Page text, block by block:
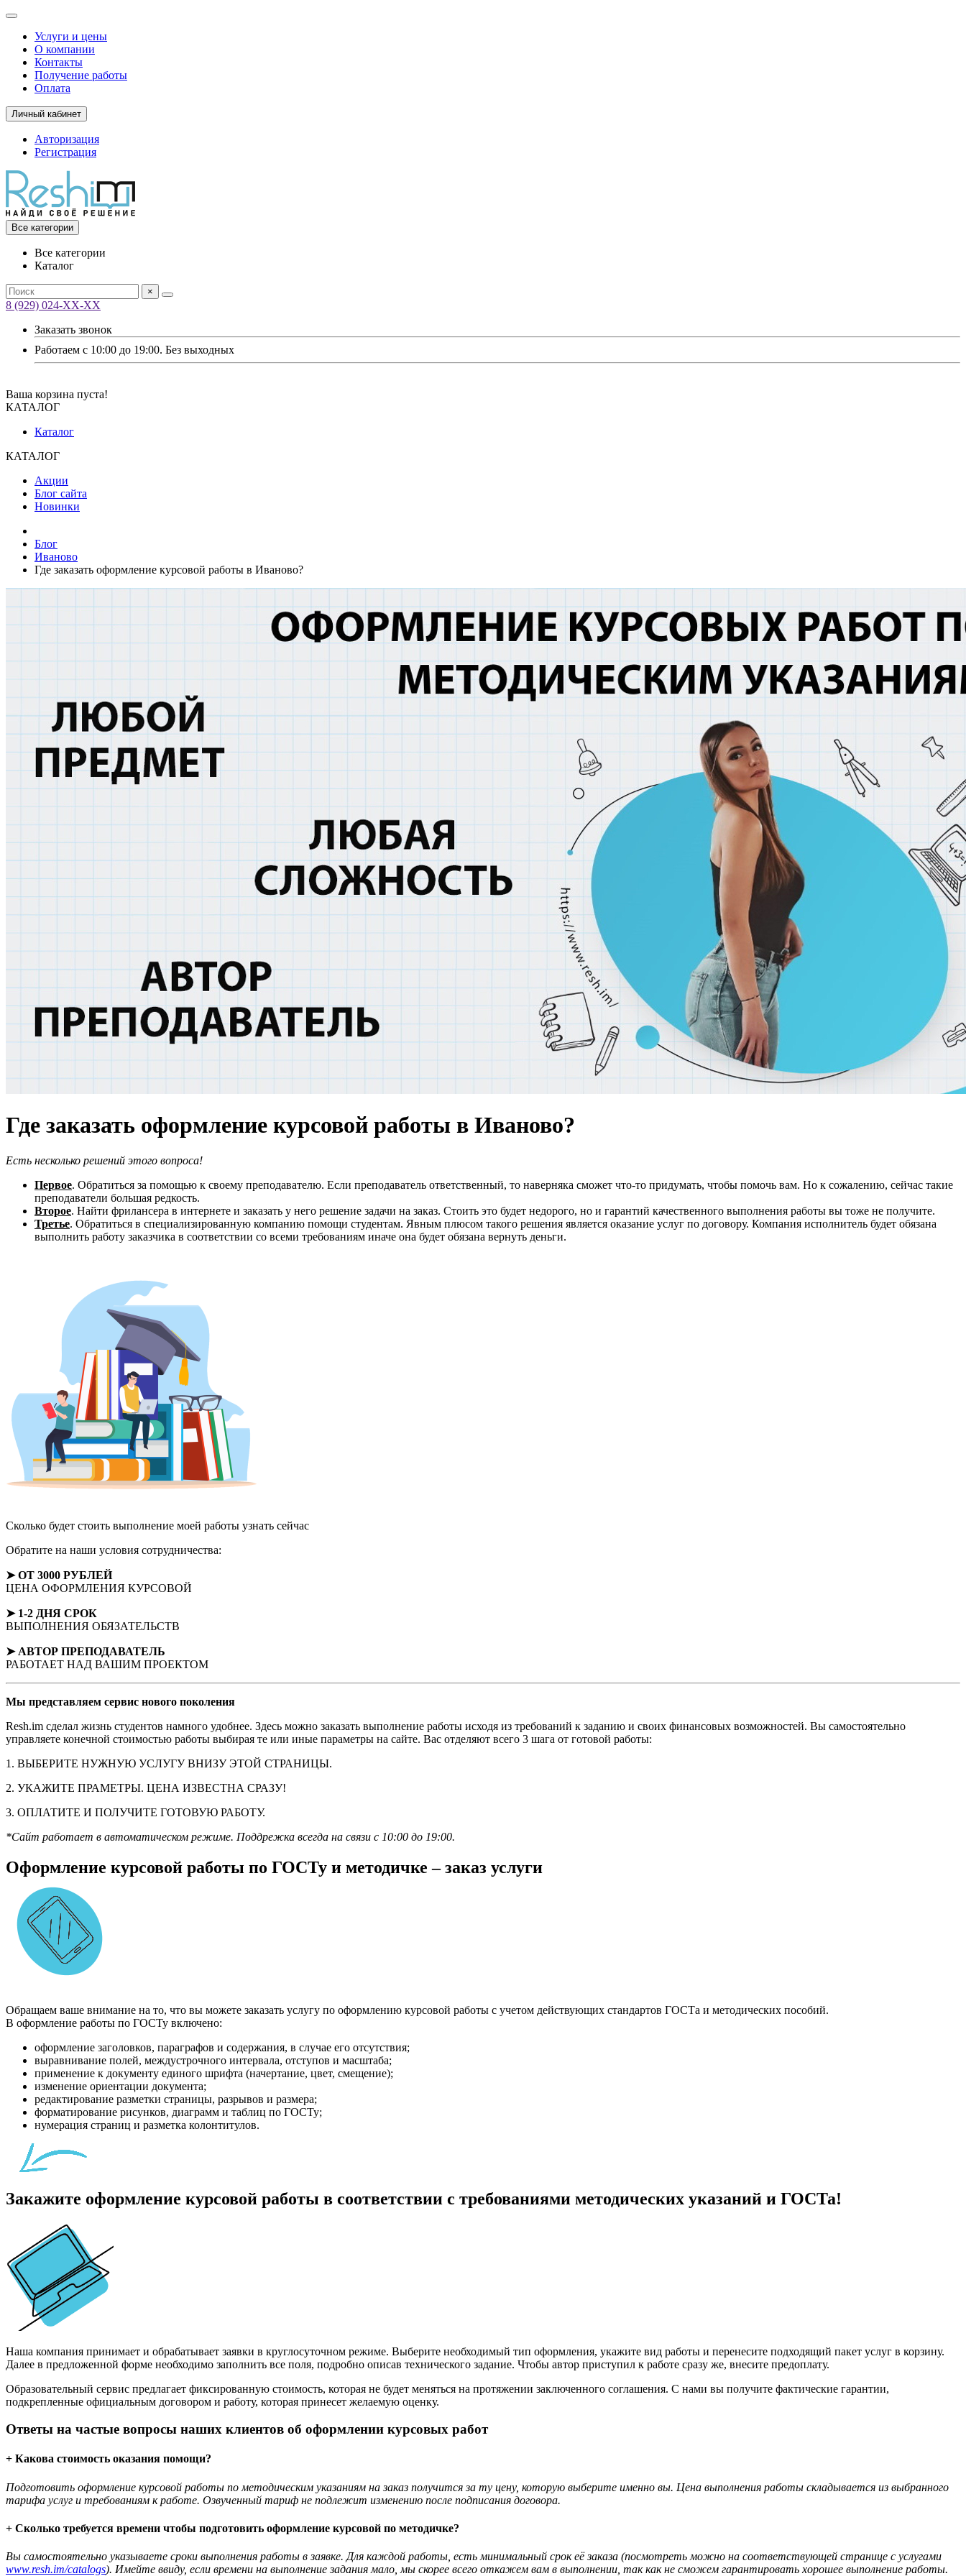
Услуги и цены
О компании
Контакты
Получение работы
Оплата
Личный кабинет
Авторизация
Регистрация
Все категории
Все категории
Каталог
×
8 (929) 024-ХХ-ХХ
Заказать звонок
Работаем с 10:00 до 19:00. Без выходных
Ваша корзина пуста!
КАТАЛОГ
Каталог
КАТАЛОГ
Акции
Блог сайта
Новинки
Блог
Иваново
Где заказать оформление курсовой работы в Иваново?
Где заказать оформление курсовой работы в Иваново?
Есть несколько решений этого вопроса!
Первое. Обратиться за помощью к своему преподавателю. Если преподаватель ответственный, то наверняка сможет что-то придумать, чтобы помочь вам. Но к сожалению, сейчас такие
преподаватели большая редкость.
Второе. Найти фрилансера в интернете и заказать у него решение задачи на заказ. Стоить это будет недорого, но и гарантий качественного выполнения работы вы тоже не получите.
Третье. Обратиться в специализированную компанию помощи студентам. Явным плюсом такого решения является оказание услуг по договору. Компания исполнитель будет обязана
выполнить работу заказчика в соответствии со всеми требованиям иначе она будет обязана вернуть деньги.
Сколько будет стоить выполнение моей работы узнать сейчас
Обратите на наши условия сотрудничества:
➤ ОТ 3000 РУБЛЕЙ
ЦЕНА ОФОРМЛЕНИЯ КУРСОВОЙ
➤ 1-2 ДНЯ СРОК
ВЫПОЛНЕНИЯ ОБЯЗАТЕЛЬСТВ
➤ АВТОР ПРЕПОДАВАТЕЛЬ
РАБОТАЕТ НАД ВАШИМ ПРОЕКТОМ
Мы представляем сервис нового поколения
Resh.im сделал жизнь студентов намного удобнее. Здесь можно заказать выполнение работы исходя из требований к заданию и своих финансовых возможностей. Вы самостоятельно
управляете конечной стоимостью работы выбирая те или иные параметры на сайте. Вас отделяют всего 3 шага от готовой работы:
1. ВЫБЕРИТЕ НУЖНУЮ УСЛУГУ ВНИЗУ ЭТОЙ СТРАНИЦЫ.
2. УКАЖИТЕ ПРАМЕТРЫ. ЦЕНА ИЗВЕСТНА СРАЗУ!
3. ОПЛАТИТЕ И ПОЛУЧИТЕ ГОТОВУЮ РАБОТУ.
*Сайт работает в автоматическом режиме. Поддрежка всегда на связи с 10:00 до 19:00.
Оформление курсовой работы по ГОСТу и методичке – заказ услуги
Обращаем ваше внимание на то, что вы можете заказать услугу по оформлению курсовой работы с учетом действующих стандартов ГОСТа и методических пособий.
В оформление работы по ГОСТу включено:
оформление заголовков, параграфов и содержания, в случае его отсутствия;
выравнивание полей, междустрочного интервала, отступов и масштаба;
применение к документу единого шрифта (начертание, цвет, смещение);
изменение ориентации документа;
редактирование разметки страницы, разрывов и размера;
форматирование рисунков, диаграмм и таблиц по ГОСТу;
нумерация страниц и разметка колонтитулов.
Закажите оформление курсовой работы в соответствии с требованиями методических указаний и ГОСТа!
Наша компания принимает и обрабатывает заявки в круглосуточном режиме. Выберите необходимый тип оформления, укажите вид работы и перенесите подходящий пакет услуг в корзину.
Далее в предложенной форме необходимо заполнить все поля, подробно описав технического задание. Чтобы автор приступил к работе сразу же, внесите предоплату.
Образовательный сервис предлагает фиксированную стоимость, которая не будет меняться на протяжении заключенного соглашения. С нами вы получите фактические гарантии,
подкрепленные официальным договором и работу, которая принесет желаемую оценку.
Ответы на частые вопросы наших клиентов об оформлении курсовых работ
+ Какова стоимость оказания помощи?
Подготовить оформление курсовой работы по методическим указаниям на заказ получится за ту цену, которую выберите именно вы. Цена выполнения работы складывается из выбранного
тарифа услуг и требованиям к работе. Озвученный тариф не подлежит изменению после подписания договора.
+ Сколько требуется времени чтобы подготовить оформление курсовой по методичке?
Вы самостоятельно указываете сроки выполнения работы в заявке. Для каждой работы, есть минимальный срок её заказа (посмотреть можно на соответствующей странице с услугами
www.resh.im/catalogs). Имейте ввиду, если времени на выполнение задания мало, мы скорее всего откажем вам в выполнении, так как не сможем гарантировать хорошее выполнение работы.